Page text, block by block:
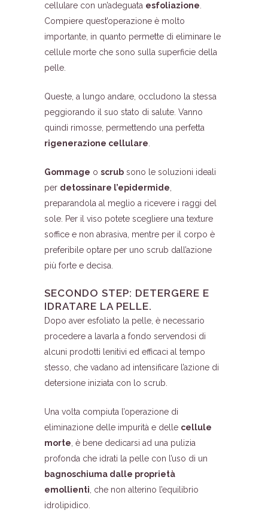
cellulare con un’adeguata esfoliazione
Compiere quest’operazione è molto
importante, in quanto permette di eliminare le
cellule morte che sono sulla superficie della
pelle.
Queste, a lungo andare, occludono la stessa
peggiorando il suo stato di salute. Vanno
quindi rimosse, permettendo una perfetta
rigenerazione cellulare
Gommage o scrub sono le soluzioni ideali
per detossinare l’epidermide
preparandola al meglio a ricevere i raggi del
sole. Per il viso potete scegliere una texture
soffice e non abrasiva, mentre per il corpo è
preferibile optare per uno scrub dall’azione
più forte e decisa.
SECONDO STEP: DETERGERE E
IDRATARE LA PELLE.
Dopo aver esfoliato la pelle, è necessario
procedere a lavarla a fondo servendosi di
alcuni prodotti lenitivi ed efficaci al tempo
stesso, che vadano ad intensificare l’azione di
detersione iniziata con lo scrub.
Una volta compiuta l’operazione di
eliminazione delle impurità e delle cellule
morte , è bene dedicarsi ad una pulizia
profonda che idrati la pelle con l’uso di un
bagnoschiuma dalle proprietà
emollienti , che non alterino l’equilibrio
idrolipidico.